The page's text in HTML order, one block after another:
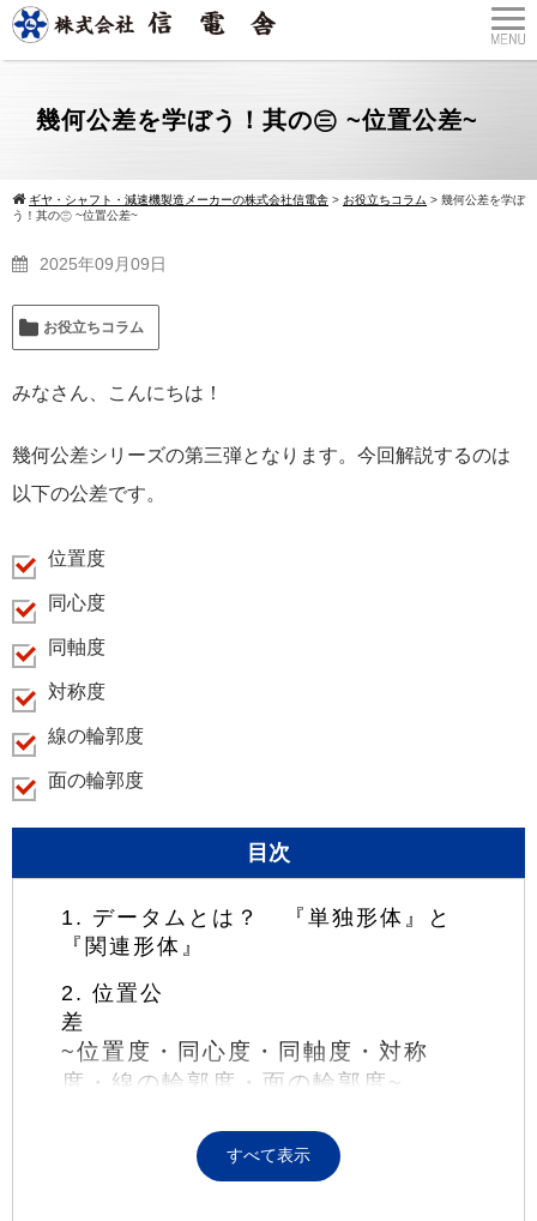
幾何公差を学ぼう！其の㊂ ~位置公差~
ギヤ・シャフト・減速機製造メーカーの株式会社信電舎 > お役立ちコラム > 幾何公差を学ぼ
う！其の㊂ ~位置公差~
2025年09月09日
お役立ちコラム
みなさん、こんにちは！
幾何公差シリーズの第三弾となります。今回解説するのは
以下の公差です。
位置度
同心度
同軸度
対称度
線の輪郭度
面の輪郭度
目次
1. データムとは？ 『単独形体』と
『関連形体』
2. 位置公
~位置度・同心度・同軸度・対称
度・線の輪郭度・面の輪郭度 ~
すべて表示